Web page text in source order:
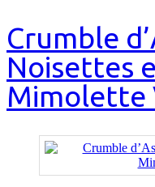
Crumble
Noisettes
Mimolette